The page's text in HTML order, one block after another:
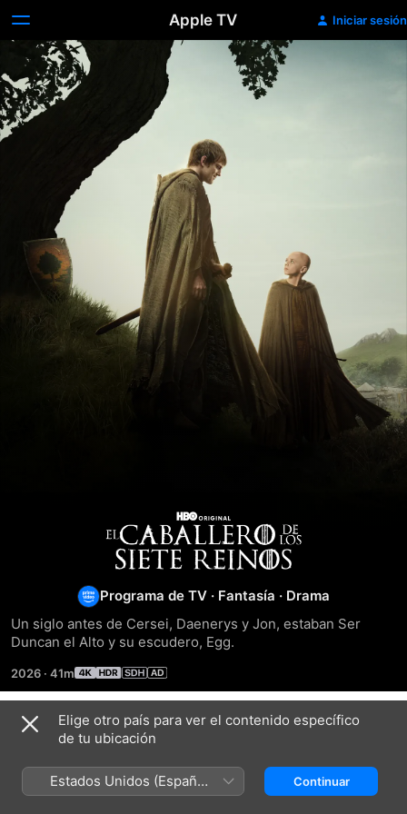
Apple TV Iniciar sesión
El
Caballero
de
los
Siete
Reinos
Programa de TV · Fantasía · Drama
Un siglo antes de Cersei, Daenerys y Jon, estaban Ser
Duncan el Alto y su escudero, Egg.
2026 · 41m
Temporada 1
Elige otro país para ver el contenido específico
de tu ubicación
Estados Unidos (Español
México)
Continuar